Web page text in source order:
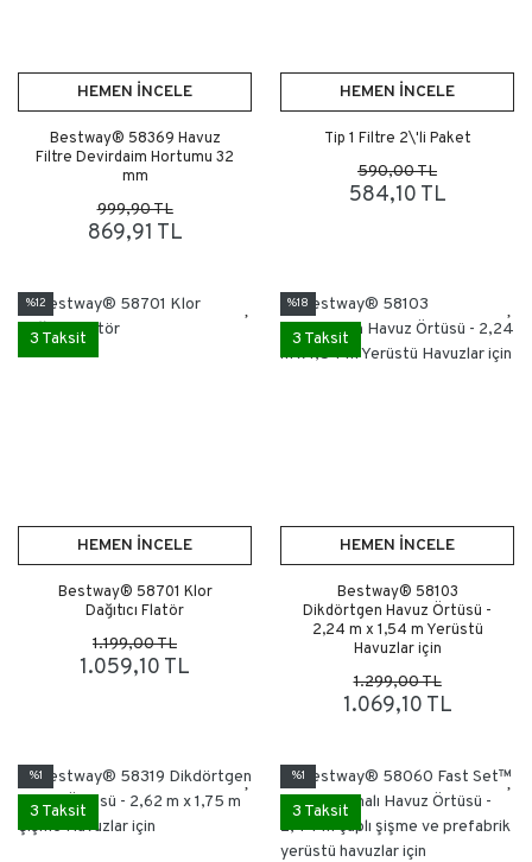
HEMEN İNCELE
Bestway® 58369 Havuz
Filtre Devirdaim Hortumu 32
mm
999,90 TL
869,91 TL
HEMEN İNCELE
Tip 1 Filtre 2\'li Paket
590,00 TL
584,10 TL
%12
3 Taksit
HEMEN İNCELE
Bestway® 58701 Klor
Dağıtıcı Flatör
1.199,00 TL
1.059,10 TL
%18
3 Taksit
HEMEN İNCELE
Bestway® 58103
Dikdörtgen Havuz Örtüsü -
2,24 m x 1,54 m Yerüstü
Havuzlar için
1.299,00 TL
1.069,10 TL
%1
3 Taksit
%1
3 Taksit